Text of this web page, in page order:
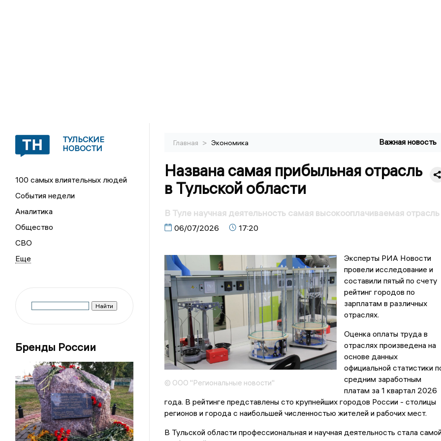
ТУЛЬСКИЕ
НОВОСТИ
100 самых влиятельных людей
События недели
Аналитика
Общество
СВО
Бренды России
Главная > Экономика Важная новость
Названа самая прибыльная отрасль
в Тульской области
В Туле научная деятельность самая высокооплачиваемая отрасль
06/07/2026 17:20
© ООО "Региональные новости"
Эксперты РИА Новости
провели исследование и
составили пятый по счету
рейтинг городов по
зарплатам в различных
отраслях.
Оценка оплаты труда в
отраслях произведена на
основе данных
официальной статистики
средним заработным
платам за 1 квартал 2026
года. В рейтинге представлены сто крупнейших городов России - столицы
регионов и города с наибольшей численностью жителей и рабочих мест.
В Тульской области профессиональная и научная деятельность стала